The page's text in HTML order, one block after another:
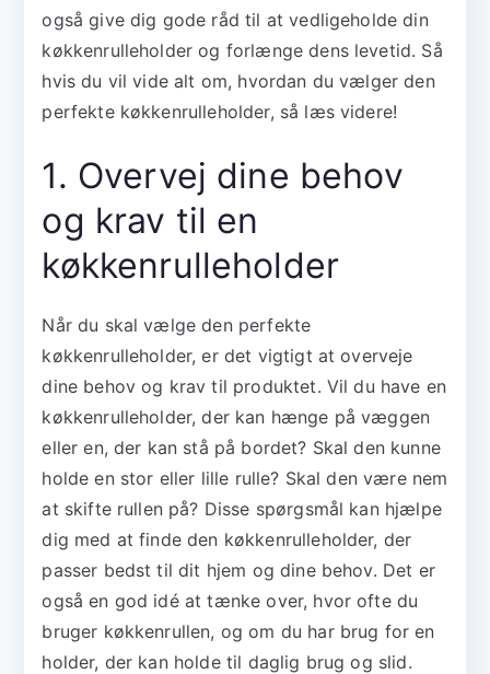
også give dig gode råd til at vedligeholde din
køkkenrulleholder og forlænge dens levetid. Så
hvis du vil vide alt om, hvordan du vælger den
perfekte køkkenrulleholder, så læs videre!
1. Overvej dine behov
og krav til en
køkkenrulleholder
Når du skal vælge den perfekte
køkkenrulleholder, er det vigtigt at overveje
dine behov og krav til produktet. Vil du have en
køkkenrulleholder, der kan hænge på væggen
eller en, der kan stå på bordet? Skal den kunne
holde en stor eller lille rulle? Skal den være nem
at skifte rullen på? Disse spørgsmål kan hjælpe
dig med at finde den køkkenrulleholder, der
passer bedst til dit hjem og dine behov. Det er
også en god idé at tænke over, hvor ofte du
bruger køkkenrullen, og om du har brug for en
holder, der kan holde til daglig brug og slid.